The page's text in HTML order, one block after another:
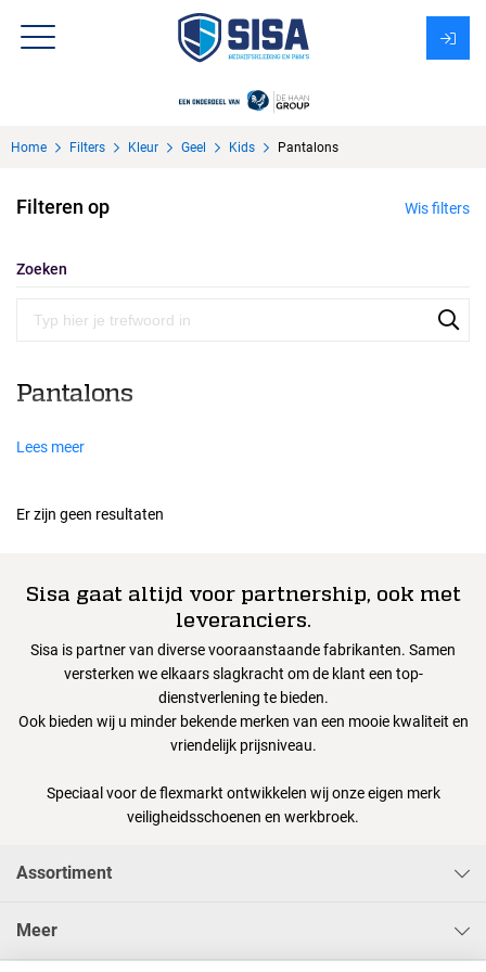
Over Sisa
KMS
Uitzendbureau?
Home Filters Kleur Geel Kids Pantalons
Filteren op Wis filters
Zoeken
Pantalons
Lees meer
Er zijn geen resultaten
Sisa gaat altijd voor partnership, ook met
leveranciers.
Sisa is partner van diverse vooraanstaande fabrikanten. Samen
versterken we elkaars slagkracht om de klant een top-
dienstverlening te bieden.
Ook bieden wij u minder bekende merken van een mooie kwaliteit en
vriendelijk prijsniveau.
Speciaal voor de flexmarkt ontwikkelen wij onze eigen merk
veiligheidsschoenen en werkbroek.
Assortiment
Meer